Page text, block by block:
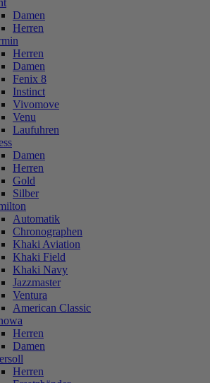
Damen
Herren
Herren
Damen
Fenix 8
Instinct
Vivomove
Venu
Laufuhren
Damen
Herren
Gold
Silber
Automatik
Chronographen
Khaki Aviation
Khaki Field
Khaki Navy
Jazzmaster
Ventura
American Classic
Herren
Damen
Herren